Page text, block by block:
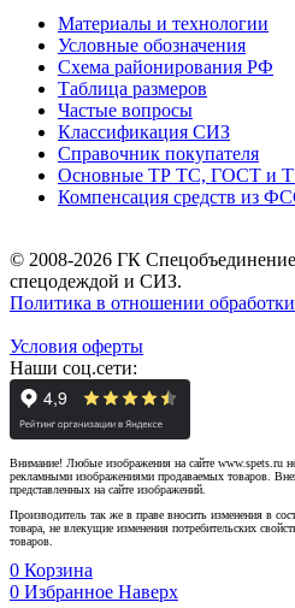
Материалы и технологии
Условные обозначения
Схема районирования РФ
Таблица размеров
Частые вопросы
Классификация СИЗ
Справочник покупателя
Основные ТР ТС, ГОСТ и
Компенсация средств из
© 2008-2026 ГК
спецодеждой и СИЗ.
Политика в отношении
Условия оферты
Наши соц.сети:
Внимание! Любые изображения на сайте www.spets.ru
рекламными изображениями продаваемых товаров.
представленных на сайте изображений.
Производитель так же в праве вносить изменения в
товара, не влекущие изменения потребительских
товаров.
0 Корзина
0 Избранное Наверх